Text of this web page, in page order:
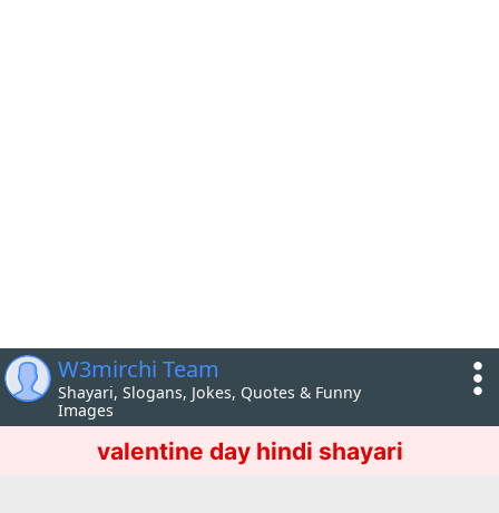
W3mirchi Team
Shayari, Slogans, Jokes, Quotes & Funny
Images
valentine day hindi shayari